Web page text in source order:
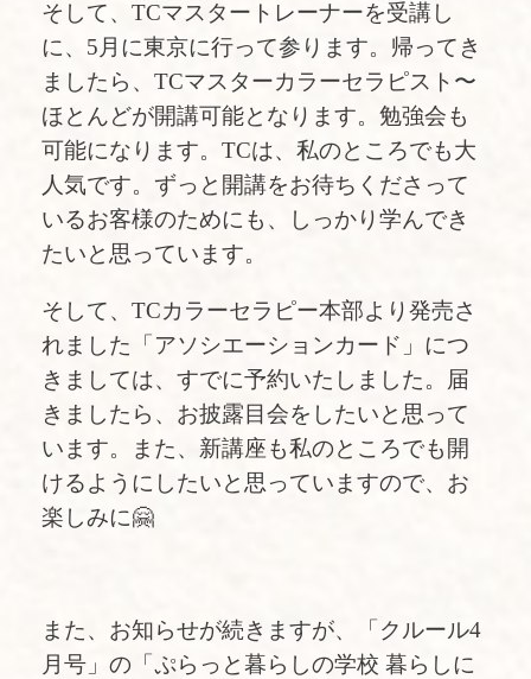
そして、TCマスタートレーナーを受講し
に、5月に東京に行って参ります。帰ってき
ましたら、TCマスターカラーセラピスト〜
ほとんどが開講可能となります。勉強会も
可能になります。TCは、私のところでも大
人気です。ずっと開講をお待ちくださって
いるお客様のためにも、しっかり学んでき
たいと思っています。
そして、TCカラーセラピー本部より発売さ
れました「 アソシエーションカード 」につ
きましては、すでに予約いたしました。届
きましたら、お披露目会をしたいと思って
います。また、新講座も私のところでも開
けるようにしたいと思っていますので、お
楽しみに🤗
また、お知らせが続きますが、「クルール4
月号」の「ぷらっと暮らしの学校 暮らしに